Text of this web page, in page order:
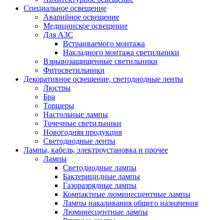
Специальное освещение
Аварийное освещение
Медицинское освещение
Для АЗС
Встраиваемого монтажа
Накладного монтажа светильники
Взрывозащищенные светильники
Фитосветильники
Декоративное освещение, светодиодные ленты
Люстры
Бра
Торшеры
Настольные лампы
Точечные светильники
Новогодняя продукция
Светодиодные ленты
Лампы, кабель, электроустановка и прочее
Лампы
Светодиодные лампы
Бактерицидные лампы
Газоразрядные лампы
Компактные люминесцентные лампы
Лампы накаливания общего назначения
Люминесцентные лампы